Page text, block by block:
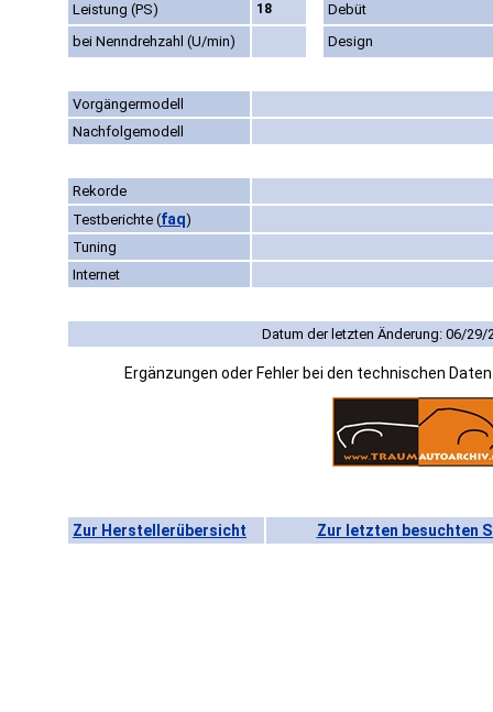
Leistung (PS)
18
Debüt
bei Nenndrehzahl (U/min)
Design
Vorgängermodell
Nachfolgemodell
Rekorde
Testberichte (faq)
Tuning
Internet
Datum der letzten Änderung: 06/29/
Ergänzungen oder Fehler bei den technischen
Zur Herstellerübersicht Zur letzten besuchten